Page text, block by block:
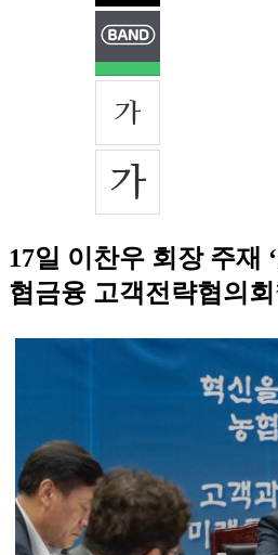
17일 이찬우 회장 주재
협금융 고객전략협의회